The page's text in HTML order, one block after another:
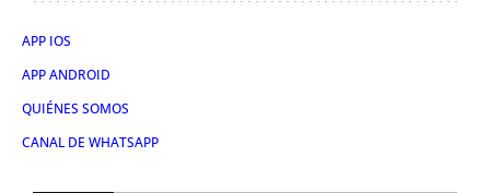
APP IOS
APP ANDROID
QUIÉNES SOMOS
CANAL DE WHATSAPP